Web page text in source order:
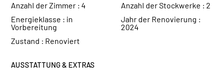
Anzahl der Zimmer :4 Anzahl der Stockwerke : 2
Energieklasse : in
Vorbereitung
Jahr der Renovierung :
2024
Zustand : Renoviert
AUSSTATTUNG & EXTRAS